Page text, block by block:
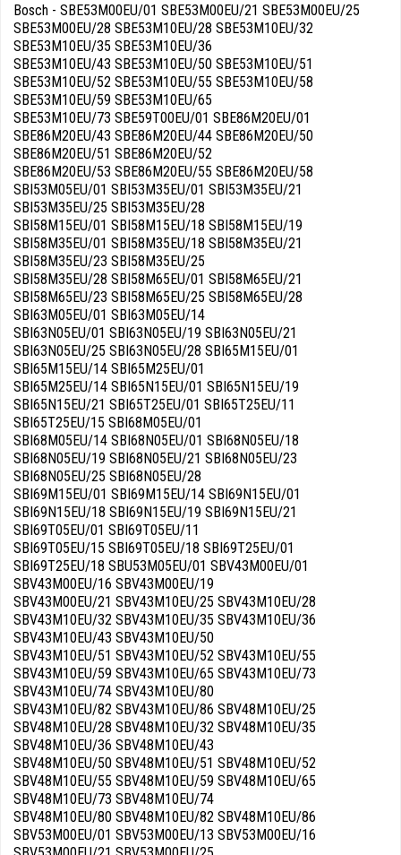
Bosch - SBE53M00EU/01 SBE53M00EU/21 SBE53M00EU/25
SBE53M00EU/28 SBE53M10EU/28 SBE53M10EU/32
SBE53M10EU/35 SBE53M10EU/36
SBE53M10EU/43 SBE53M10EU/50 SBE53M10EU/51
SBE53M10EU/52 SBE53M10EU/55 SBE53M10EU/58
SBE53M10EU/59 SBE53M10EU/65
SBE53M10EU/73 SBE59T00EU/01 SBE86M20EU/01
SBE86M20EU/43 SBE86M20EU/44 SBE86M20EU/50
SBE86M20EU/51 SBE86M20EU/52
SBE86M20EU/53 SBE86M20EU/55 SBE86M20EU/58
SBI53M05EU/01 SBI53M35EU/01 SBI53M35EU/21
SBI53M35EU/25 SBI53M35EU/28
SBI58M15EU/01 SBI58M15EU/18 SBI58M15EU/19
SBI58M35EU/01 SBI58M35EU/18 SBI58M35EU/21
SBI58M35EU/23 SBI58M35EU/25
SBI58M35EU/28 SBI58M65EU/01 SBI58M65EU/21
SBI58M65EU/23 SBI58M65EU/25 SBI58M65EU/28
SBI63M05EU/01 SBI63M05EU/14
SBI63N05EU/01 SBI63N05EU/19 SBI63N05EU/21
SBI63N05EU/25 SBI63N05EU/28 SBI65M15EU/01
SBI65M15EU/14 SBI65M25EU/01
SBI65M25EU/14 SBI65N15EU/01 SBI65N15EU/19
SBI65N15EU/21 SBI65T25EU/01 SBI65T25EU/11
SBI65T25EU/15 SBI68M05EU/01
SBI68M05EU/14 SBI68N05EU/01 SBI68N05EU/18
SBI68N05EU/19 SBI68N05EU/21 SBI68N05EU/23
SBI68N05EU/25 SBI68N05EU/28
SBI69M15EU/01 SBI69M15EU/14 SBI69N15EU/01
SBI69N15EU/18 SBI69N15EU/19 SBI69N15EU/21
SBI69T05EU/01 SBI69T05EU/11
SBI69T05EU/15 SBI69T05EU/18 SBI69T25EU/01
SBI69T25EU/18 SBU53M05EU/01 SBV43M00EU/01
SBV43M00EU/16 SBV43M00EU/19
SBV43M00EU/21 SBV43M10EU/25 SBV43M10EU/28
SBV43M10EU/32 SBV43M10EU/35 SBV43M10EU/36
SBV43M10EU/43 SBV43M10EU/50
SBV43M10EU/51 SBV43M10EU/52 SBV43M10EU/55
SBV43M10EU/59 SBV43M10EU/65 SBV43M10EU/73
SBV43M10EU/74 SBV43M10EU/80
SBV43M10EU/82 SBV43M10EU/86 SBV48M10EU/25
SBV48M10EU/28 SBV48M10EU/32 SBV48M10EU/35
SBV48M10EU/36 SBV48M10EU/43
SBV48M10EU/50 SBV48M10EU/51 SBV48M10EU/52
SBV48M10EU/55 SBV48M10EU/59 SBV48M10EU/65
SBV48M10EU/73 SBV48M10EU/74
SBV48M10EU/80 SBV48M10EU/82 SBV48M10EU/86
SBV53M00EU/01 SBV53M00EU/13 SBV53M00EU/16